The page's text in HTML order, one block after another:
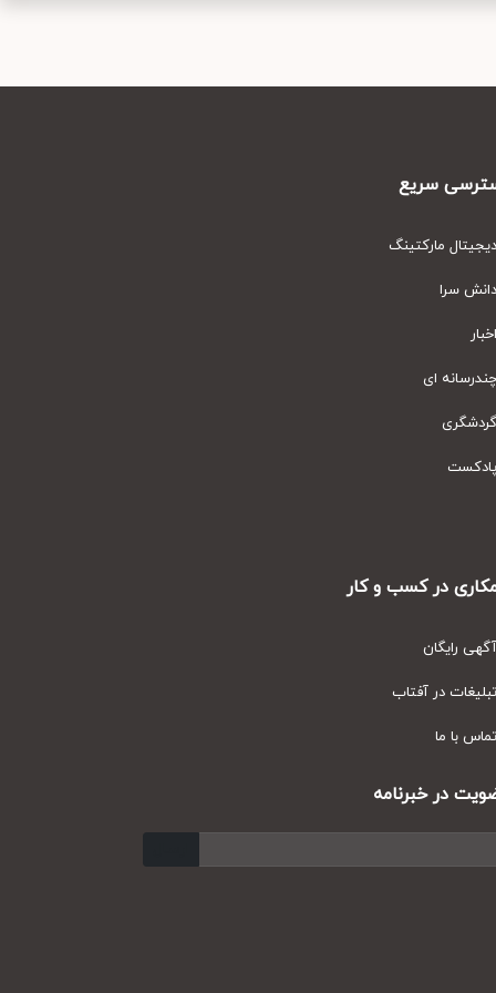
سریع
مارکتینگ
سرا
ای
در کسب و کار
رایگان
در آفتاب
با ما
در خبرنامه